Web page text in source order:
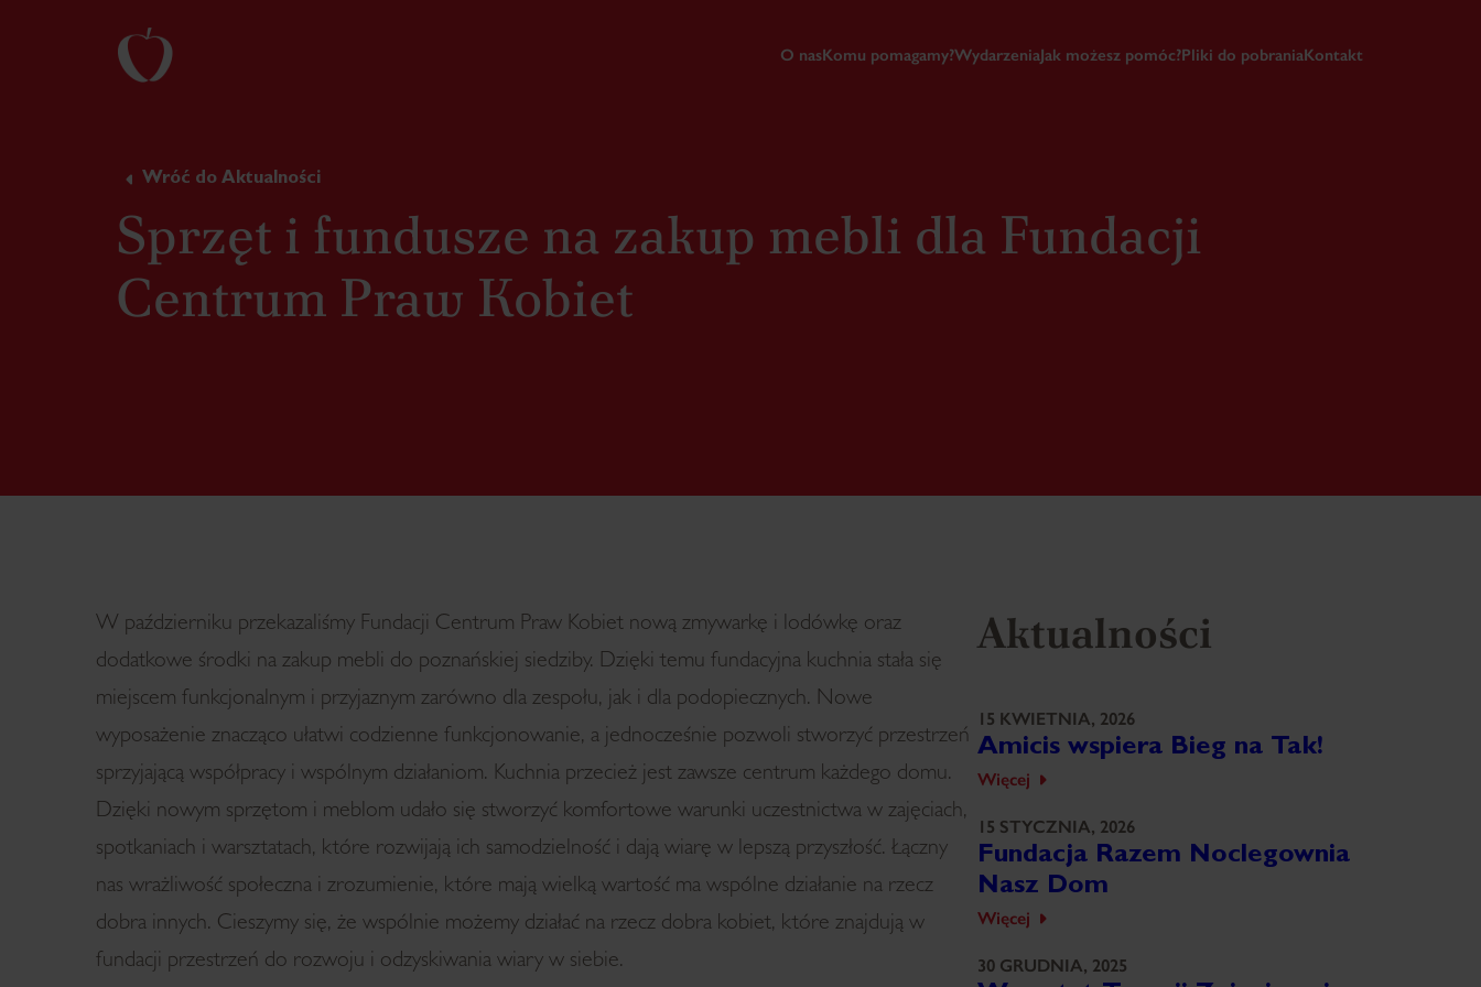
O nasKomu pomagamy?WydarzeniaJak możesz pomóc?Pliki do pobraniaKontakt
Wróć do Aktualności
Sprzęt i fundusze na zakup mebli dla Fundacji
Centrum Praw Kobiet
W październiku przekazaliśmy Fundacji Centrum Praw Kobiet nową zmywarkę i lodówkę oraz
dodatkowe środki na zakup mebli do poznańskiej siedziby. Dzięki temu fundacyjna kuchnia stała się
miejscem funkcjonalnym i przyjaznym zarówno dla zespołu, jak i dla podopiecznych. Nowe
wyposażenie znacząco ułatwi codzienne funkcjonowanie, a jednocześnie pozwoli stworzyć przestrzeń
sprzyjającą współpracy i wspólnym działaniom. Kuchnia przecież jest zawsze centrum każdego domu.
Dzięki nowym sprzętom i meblom udało się stworzyć komfortowe warunki uczestnictwa w zajęciach,
spotkaniach i warsztatach, które rozwijają ich samodzielność i dają wiarę w lepszą przyszłość. Łączny
nas wrażliwość społeczna i zrozumienie, które mają wielką wartość ma wspólne działanie na rzecz
dobra innych. Cieszymy się, że wspólnie możemy działać na rzecz dobra kobiet, które znajdują w
fundacji przestrzeń do rozwoju i odzyskiwania wiary w siebie.
Aktualności
15 KWIETNIA, 2026
Amicis wspiera Bieg na Tak!
Więcej
15 STYCZNIA, 2026
Fundacja Razem Noclegownia
Nasz Dom
Więcej
30 GRUDNIA, 2025